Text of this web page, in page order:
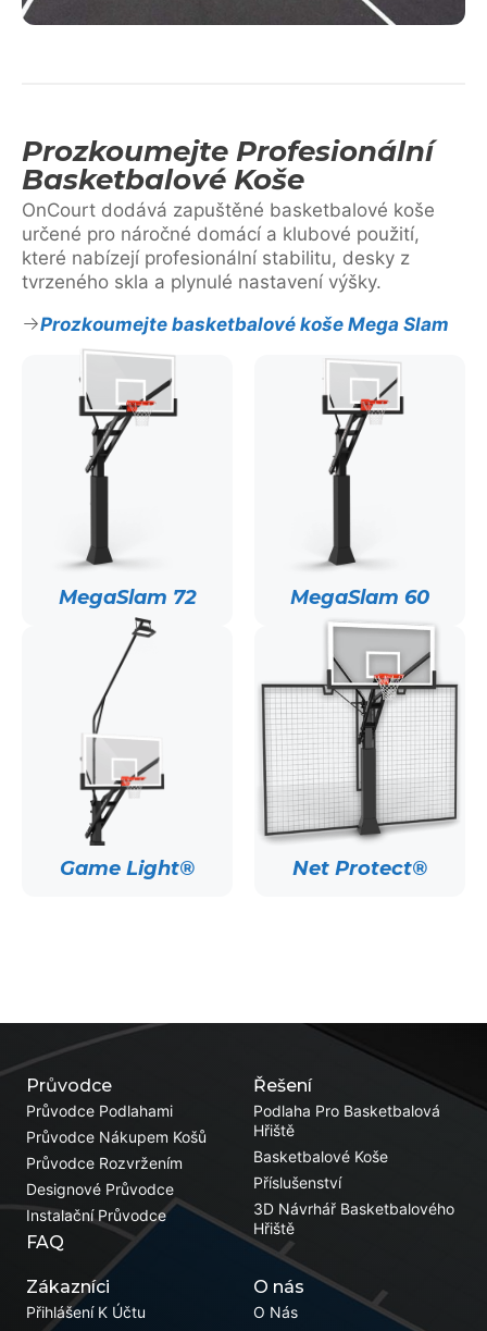
Prozkoumejte Profesionální
Basketbalové Koše
OnCourt dodává zapuštěné basketbalové koše
určené pro náročné domácí a klubové použití,
které nabízejí profesionální stabilitu, desky z
tvrzeného skla a plynulé nastavení výšky.
Prozkoumejte basketbalové koše Mega Slam
MegaSlam 72 MegaSlam 60
Game Light® Net Protect®
Řešení
Podlaha Pro Basketbalová
Hřiště
Basketbalové Koše
Příslušenství
3D Návrhář Basketbalového
Hřiště
Průvodce
Průvodce Podlahami
Průvodce Nákupem Košů
Průvodce Rozvržením
Designové Průvodce
Instalační Průvodce
FAQ
Zákazníci
Přihlášení K Účtu
O nás
O Nás